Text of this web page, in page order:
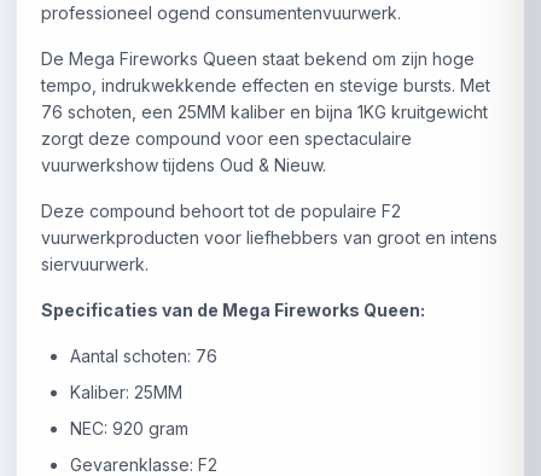
professioneel ogend consumentenvuurwerk.
De Mega Fireworks Queen staat bekend om zijn hoge
tempo, indrukwekkende effecten en stevige bursts. Met
76 schoten, een 25MM kaliber en bijna 1KG kruitgewicht
zorgt deze compound voor een spectaculaire
vuurwerkshow tijdens Oud & Nieuw.
Deze compound behoort tot de populaire F2
vuurwerkproducten voor liefhebbers van groot en intens
siervuurwerk.
Specificaties van de Mega Fireworks Queen:
Aantal schoten: 76
Kaliber: 25MM
NEC: 920 gram
Gevarenklasse: F2